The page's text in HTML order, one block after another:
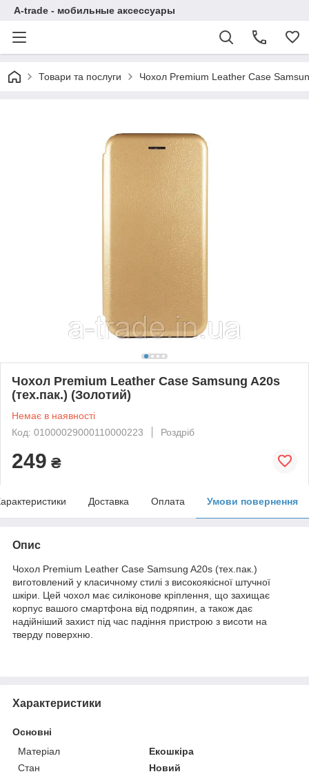
A-trade - мобильные аксессуары
Товари та послуги Чохол Premium Leather Case
Чохол Premium Leather Case Samsung A20s
(тех.пак.) (Золотий)
Немає в наявності
Код: 01000029000110000223
Роздріб
249 ₴
Доставка Оплата Умови повернення
Опис
Чохол Premium Leather Case Samsung A20s (тех.пак.)
виготовлений у класичному стилі з високоякісної штучної
шкіри. Цей чохол має силіконове кріплення, що захищає
корпус вашого смартфона від подряпин, а також дає
надійніший захист під час падіння пристрою з висоти на
тверду поверхню.
Характеристики
Основні
Матеріал
Екошкіра
Стан
Новий